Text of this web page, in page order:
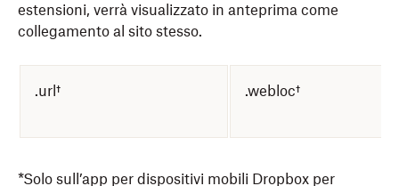
estensioni, verrà visualizzato in anteprima come
collegamento al sito stesso.
.url† .webloc†
*Solo sull’app per dispositivi mobili Dropbox per